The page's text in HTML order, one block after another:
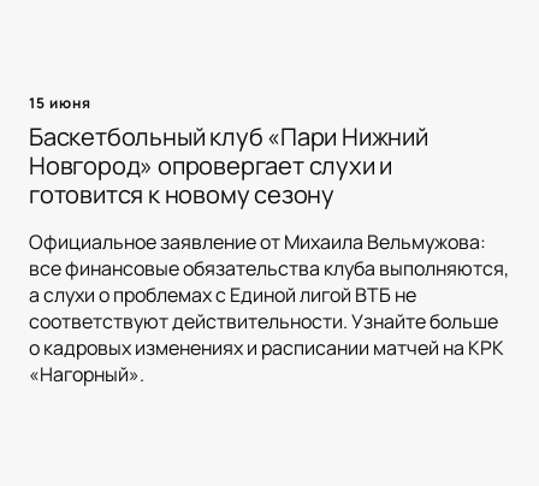
15 июня
Баскетбольный клуб «Пари Нижний
Новгород» опровергает слухи и
готовится к новому сезону
Официальное заявление от Михаила Вельмужова:
все финансовые обязательства клуба выполняются,
а слухи о проблемах с Единой лигой ВТБ не
соответствуют действительности. Узнайте больше
о кадровых изменениях и расписании матчей на КРК
«Нагорный».